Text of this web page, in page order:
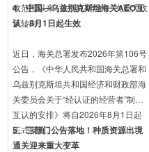
收范围以来，时隔11年的一次重大政
策转向。
4、中国—乌兹别克斯坦海关AEO互
认，8月1日起生效
近日，海关总署发布2026年第106号
公告，《中华人民共和国海关总署和
乌兹别克斯坦共和国经济和财政部海
关委员会关于“经认证的经营者”制度
互认的安排》将自2026年8月1日起
正式实施。
5、三部门公告落地！种质资源出境
通关迎来重大变革